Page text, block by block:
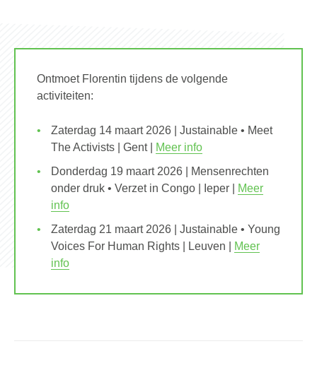
Ontmoet Florentin tijdens de volgende
activiteiten:
Zaterdag 14 maart 2026 | Justainable • Meet
The Activists | Gent |
Meer info
Donderdag 19 maart 2026 | Mensenrechten
onder druk • Verzet in Congo | Ieper |
Meer
info
Zaterdag 21 maart 2026 | Justainable • Young
Voices For Human Rights | Leuven |
Meer
info